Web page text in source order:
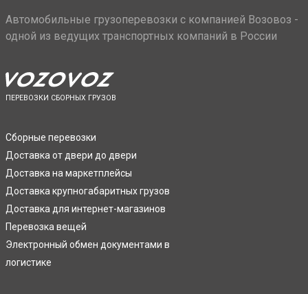
Автомобильные грузоперевозки с компанией Возовоз -
одной из ведущих транспортных компаний в России
ПЕРЕВОЗКИ СБОРНЫХ ГРУЗОВ
Сборные перевозки
Доставка от двери до двери
Доставка на маркетплейсы
Доставка крупногабаритных грузов
Доставка для интернет-магазинов
Перевозка вещей
Электронный обмен документами в
логистике